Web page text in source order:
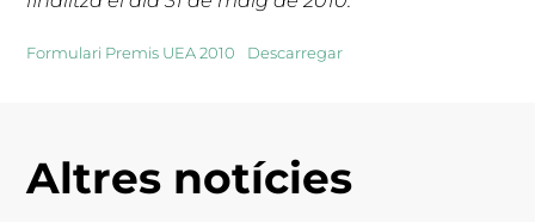
Formulari Premis UEA 2010 Descarregar
Altres notícies